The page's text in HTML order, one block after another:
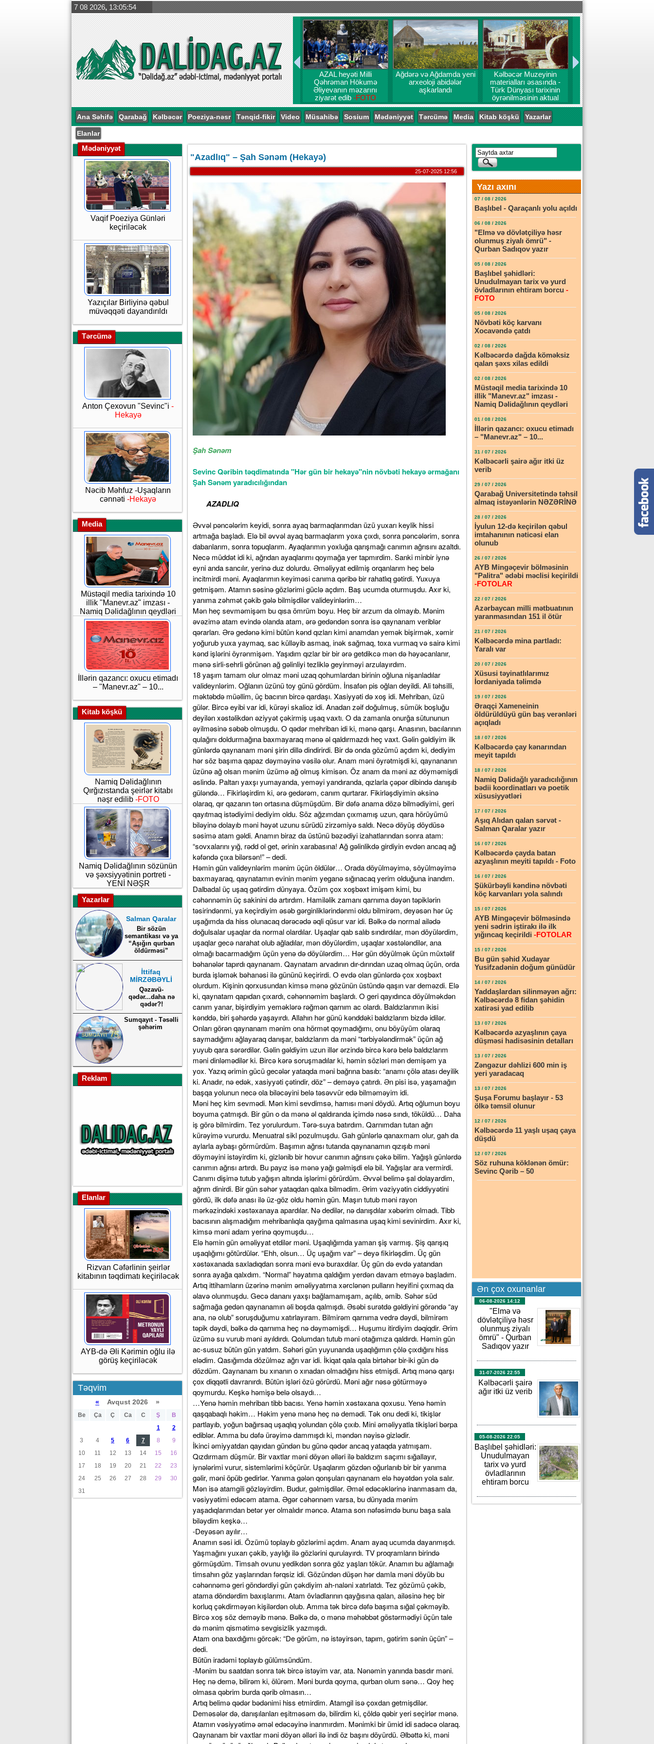
7 08 2026, 13:05:55
AZAL heyəti Milli
Qəhrəman Hökumə
Əliyevanın məzarını
ziyarət edib -FOTO
Ağdərə və Ağdamda yeni
arxeoloji abidələr
aşkarlandı
Kəlbəcər Muzeyinin
materialları əsasında -
Türk Dünyası tarixinin
öyrənilməsinin aktual
problemləri
Ana Səhifə Qarabağ Kəlbəcər Poeziya-nəsr Tənqid-fikir Video Müsahibə Sosium Mədəniyyət Tərcümə Media Kitab köşkü Yazarlar
Elanlar
Mədəniyyət
Vaqif Poeziya Günləri
keçiriləcək
Yazıçılar Birliyinə qəbul
müvəqqəti dayandırıldı
Tərcümə
Anton Çexovun "Sevinc"i -
Hekayə
Nəcib Məhfuz -Uşaqların
cənnəti -Hekayə
Media
Müstəqil media tarixində 10
illik "Manevr.az" imzası -
Namiq Dəlidağlının qeydləri
İllərin qazancı: oxucu etimadı
– "Manevr.az" – 10...
Kitab köşkü
Namiq Dəlidağlının
Qırğızıstanda şeirlər kitabı
nəşr edilib -FOTO
Namiq Dəlidağlının sözünün
və şəxsiyyətinin portreti -
YENİ NƏŞR
Yazarlar
Salman Qaralar
Bir sözün
semantikası və ya
“Aşığın qurban
öldürməsi”
İttifaq
MİRZƏBƏYLİ
Qəzavü-
qədər...daha nə
qədər?!
Sumqayıt - Təsəlli
şəhərim
Reklam
Elanlar
Rizvan Cəfərlinin şeirlər
kitabının təqdimatı keçiriləcək
AYB-də Əli Kərimin oğlu ilə
görüş keçiriləcək
Təqvim
« Avqust 2026 »
Be Ça Ç Ca C Ş
B
1
2
3
4 5 6 7 8
9
10
11 12 13 14 15
16
17
18 19 20 21 22
23
24
25 26 27 28 29
30
31
"Azadlıq" – Şah Sənəm (Hekayə)
25-07-2025 12:56
Şah Sənəm
Sevinc Qəribin təqdimatında "Hər gün bir hekayə"nin növbəti hekayə ərmağanı
Şah Sənəm yaradıcılığından
AZADLIQ
Əvvəl pəncələrim keyidi, sonra ayaq barmaqlarımdan üzü yuxarı keylik hissi
artmağa başladı. Elə bil əvvəl ayaq barmaqlarım yoxa çıxdı, sonra pəncələrim, sonra
dabanlarım, sonra topuqlarım. Ayaqlarımın yoxluğa qarışmağı canımın ağrısını azaltdı.
Necə müddət idi ki, ağrıdan ayaqlarımı qoymağa yer tapmırdim. Sanki minbir iynə
eyni anda sancılır, yerinə duz dolurdu. Əməliyyat edilmiş orqanlarım heç belə
incitmirdi məni. Ayaqlarımın keyiməsi canıma qəribə bir rahatlıq gətirdi. Yuxuya
getmişəm. Atamın səsinə gözlərimi güclə açdım. Baş ucumda oturmuşdu. Axır ki,
yanıma zəhmət çəkib gələ bilmişdilər valideyinlərim…
Mən heç sevməmişəm bu qısa ömrüm boyu. Heç bir arzum da olmayıb. Mənim
əvəzimə atam evində olanda atam, ərə gedəndən sonra isə qaynanam veriblər
qərarları. Ərə gedənə kimi bütün kənd qızları kimi anamdan yemək bişirmək, xəmir
yoğurub yuxa yaymaq, sac külləyib asmaq, inək sağmaq, toxa vurmaq və sairə kimi
kənd işlərini öyrənmişəm. Yaşıdım qızlar bir bir ərə getdikcə mən də həyəcanlanır,
mənə sirli-sehrli görünən ağ gəlinliyi tezliklə geyinməyi arzulayırdım.
18 yaşım tamam olur olmaz məni uzaq qohumlardan birinin oğluna nişanladılar
valideynlərim. Oğlanın üzünü toy günü gördüm. İnsafən pis oğlan deyildi. Ali təhsilli,
məktəbdə müəllim, üç bacının bircə qardaşı. Xasiyyəti də xoş idi. Mehriban, üzü
gülər. Bircə eyibi var idi, kürəyi skalioz idi. Anadan zəif doğulmuş, sümük boşluğu
deyilən xəstəlikdən əziyyət çəkirmiş uşaq vaxtı. O da zamanla onurğa sütununun
əyilməsinə səbəb olmuşdu. O qədər mehriban idi ki, mənə qarşı. Anasının, bacılarının
qulağını doldurmağına baxmayaraq mənə əl qaldırmazdı heç vaxt. Gəlin gəldiyim ilk
günlərdə qaynanam məni şirin dillə dindirirdi. Bir də onda gözümü açdım ki, dediyim
hər söz başıma qapaz dəyməyinə vəsilə olur. Anam məni öyrətmişdi ki, qaynananın
üzünə ağ olsan mənim üzümə ağ olmuş kimisən. Öz anam da məni az döyməmişdi
əslində. Paltarı yaxşı yumayanda, yeməyi yandıranda, qızlarla çəpər dibində danışıb
güləndə… Fikirləşirdim ki, ərə gedərəm, canım qurtarar. Fikirləşdiyimin əksinə
olaraq, qır qazanın tən ortasına düşmüşdüm. Bir dəfə anama dözə bilmədiyimi, geri
qayıtmaq istədiyimi dediyim oldu. Söz ağzımdan çıxmamış uzun, qara hörüyümü
biləyinə dolayıb məni həyət uzunu sürüdü zirzəmiyə saldı. Necə döyüş döydüsə
səsimə atam gəldi. Anamın biraz da üstünü bəzədiyi izahatlarından sonra atam:
“sovxalarını yığ, rədd ol get, ərinin xarabasına! Ağ gəlinlikdə girdiyin evdən ancaq ağ
kəfəndə çıxa bilərsən!” – dedi.
Həmin gün valideynlərim mənim üçün öldülər… Orada döyülməyimə, söyülməyimə
baxmayaraq, qaynatamın evinin mənim yeganə sığınacaq yerim olduğuna inandım.
Dalbadal üç uşaq gətirdim dünyaya. Özüm çox xoşbəxt imişəm kimi, bu
cəhənnəmin üç sakinini də artırdım. Hamiləlik zamanı qarnıma dəyən təpiklərin
təsirindənmi, ya keçirdiyim əsəb gərginliklərindənmi oldu bilmirəm, deyəsən hər üç
uşağımda da hiss olunacaq dərəcədə əqli qüsur var idi. Bəlkə də normal ailədə
doğulsalar uşaqlar da normal olardılar. Uşaqlar qab salıb sındırdılar, mən döyülərdim,
uşaqlar gecə narahat olub ağladılar, mən döyülərdim, uşaqlar xəstələndilər, ana
olmağı bacarmadığım üçün yenə də döyülərdim… Hər gün döyülmək üçün müxtəlif
bəhanələr tapırdı qaynanam. Qaynatam arvadının dır-dırından uzaq olmaq üçün, orda
burda işləmək bəhanəsi ilə gününü keçirirdi. O evdə olan günlərdə çox xoşbəxt
olurdum. Kişinin qorxusundan kimsə mənə gözünün üstündə qaşın var deməzdi. Elə
ki, qaynatam qapıdan çıxardı, cəhənnəmim başlardı. O geri qayıdınca döyülməkdən
canım yanar, bişirdiyim yeməklərə rəğmən qarnım ac olardı. Baldızlarımın ikisi
kənddə, biri şəhərdə yaşayırdı. Allahın hər günü kənddəki baldızlarım bizdə idilər.
Onları görən qaynanam mənim ona hörmət qoymadığımı, onu böyüyüm olaraq
saymadığımı ağlayaraq danışar, baldızlarım da məni “tərbiyələndirmək” üçün ağ
yuyub qara sərərdilər. Gəlin gəldiyim uzun illər ərzində bircə kərə belə baldızlarım
məni dinləmədilər ki. Bircə kərə soruşmadılar ki, həmin sözləri mən demişəm ya
yox. Yazıq ərimin gücü gecələr yataqda məni bağrına basıb: “anamı çölə atası deyilik
ki. Anadır, nə edək, xasiyyəti çətindir, döz” – deməyə çatırdı. Ən pisi isə, yaşamağın
başqa yolunun necə ola biləcəyini belə təsəvvür edə bilməməyim idi.
Məni heç kim sevmədi. Mən kimi sevdimsə, hamısı məni döydü. Artıq oğlumun boyu
boyuma çatmışdı. Bir gün o da mənə əl qaldıranda içimdə nəsə sındı, töküldü… Daha
iş görə bilmirdim. Tez yorulurdum. Tərə-suya batırdım. Qarnımdan tutan ağrı
kürəyimə vururdu. Menuatral sikl pozulmuşdu. Gah günlərlə qanaxmam olur, gah da
aylarla aybaşı görmürdüm. Başımın ağrısı tutanda qaynanamın qızışıb məni
döyməyini istəyirdim ki, gizlənib bir hovur canımın ağrısını çəkə bilim. Yağışlı günlərdə
canımın ağrısı artırdı. Bu payız isə mənə yağı gəlmişdi elə bil. Yağışlar ara vermirdi.
Canımı dişimə tutub yağışın altında işlərimi görürdüm. Əvvəl belimə şal dolayardim,
ağrım dinirdi. Bir gün səhər yataqdan qalxa bilmədim. Ərim vəziyyətin ciddiyyətini
gördü, ilk dəfə anası ilə üz-göz oldu həmin gün. Maşın tutub məni rayon
mərkəzindəki xəstəxanaya apardılar. Nə dedilər, nə danışdılar xəbərim olmadı. Tibb
bacısının alışmadığım mehribanlıqla qayğıma qalmasına uşaq kimi sevinirdim. Axır ki,
kimsə məni adam yerinə qoymuşdu…
Elə həmin gün əməliyyat etdilər məni. Uşaqlığımda yaman şiş varmış. Şiş qarışıq
uşaqlığımı götürdülər. “Ehh, olsun… Üç uşağım var” – deyə fikirləşdim. Üç gün
xəstəxanada saxladıqdan sonra məni evə buraxdılar. Üç gün də evdə yatandan
sonra ayağa qalxdım. “Normal” həyatıma qaldığım yerdən davam etməyə başladım.
Artıq ittihamların üzərinə mənim əməliyyatıma xərclənən pulların heyifini çıxmaq da
əlavə olunmuşdu. Gecə dananı yaxşı bağlamamışam, açılıb, əmib. Səhər süd
sağmağa gedən qaynanamın əli boşda qalmışdı. Əsəbi surətdə gəldiyini görəndə “ay
ana, nə olub” soruşduğumu xatırlayıram. Bilmirəm qarnıma vedrə dəydi, bilmirəm
təpik dəydi, bəlkə də qarnıma heç nə dəyməmişdi… Huşumu itirdiyim dəqiqdir. Ərim
üzümə su vurub məni ayıldırdı. Qolumdan tutub məni otağımıza qaldırdı. Həmin gün
ac-susuz bütün gün yatdım. Səhəri gün yuyunanda uşaqlığımın çölə çıxdığını hiss
elədim. Qasığımda dözülməz ağrı var idi. İkiqat qala qala birtəhər bir-iki gün də
dözdüm. Qaynanam bu xınanın o xınadan olmadığını hiss etmişdi. Artıq mənə qarşı
çox diqqətli davranırdı. Bütün işləri özü görürdü. Məni ağır nəsə götürməyə
qoymurdu. Keşkə həmişə belə olsaydı…
…Yenə həmin mehriban tibb bacısı. Yenə həmin xəstəxana qoxusu. Yenə həmin
qaşqabaqlı həkim… Həkim yenə mənə heç nə demədi. Tək onu dedi ki, tikişlər
partlayıb, yoğun bağırsaq uşaqlıq yolundan çölə çıxıb. Mini əməliyyatla tikişləri bərpa
ediblər. Amma bu dəfə ürəyimə dammışdı ki, məndən nəyisə gizlədir.
İkinci əmiyyatdan qayıdan gündən bu günə qədər ancaq yataqda yatmışam.
Qızdırmam düşmür. Bir vaxtlar məni döyən əlləri ilə baldızım saçımı sığallayır,
iynələrimi vurur, sistemlərimi köçürür. Uşaqlarım gözdən oğurlanıb bir bir yanıma
gəlir, məni öpüb gedirlər. Yanıma gələn qonşuları qaynanam elə həyətdən yola salır.
Mən isə atamgili gözləyirdim. Budur, gəlmişdilər. Əməl edəcəklərinə inanmasam da,
vəsiyyətimi edəcəm atama. Əgər cəhənnəm varsa, bu dünyada mənim
yaşadıqlarımdan betər yer olmalıdır məncə. Atama son nəfəsimdə bunu başa sala
biləydim keşkə…
-Deyəsən ayılır…
Anamın səsi idi. Özümü toplayıb gözlərimi açdım. Anam ayaq ucumda dayanmışdı.
Yaşmağını yuxarı çəkib, yaylığı ilə gözlərini qurulayırdı. TV proqramların birində
görmüşdüm. Timsah ovunu yedikdən sonra göz yaşları tökür. Anamın bu ağlamağı
timsahın göz yaşlarından fərqsiz idi. Gözündən düşən hər damla məni döyüb bu
cəhənnəmə geri göndərdiyi gün çəkdiyim ah-naləni xatırlatdı. Tez gözümü çəkib,
atama döndərdim baxışlarımı. Atam övladlarının qayğısına qalan, ailəsinə heç bir
korluq çəkdirməyən kişilərdən olub. Amma tək bircə dəfə başıma sığal çəkməyib.
Bircə xoş söz deməyib mənə. Bəlkə də, o mənə məhəbbət göstərmədiyi üçün tale
də mənim qismətimə sevgisizlik yazmışdı.
Atam ona baxdığımı görcək: “De görüm, nə istəyirsən, tapım, gətirim sənin üçün” –
dedi.
Bütün iradəmi toplayıb gülümsündüm.
-Mənim bu saatdan sonra tək bircə istəyim var, ata. Nənəmin yanında basdır məni.
Heç nə demə, bilirəm ki, ölürəm. Məni burda qoyma, qurban olum sənə… Qoy heç
olmasa qəbrim burda qərib olmasın…
Artıq belimə qədər bədənimi hiss etmirdim. Atamgil isə çoxdan getmişdilər.
Deməsələr də, danışılanları eşitməsəm də, bilirdim ki, çöldə qəbir yeri seçirlər mənə.
Atamın vəsiyyətimə əməl edəcəyinə inanmırdım. Mənimki bir ümid idi sadəcə olaraq.
Qaynanam bir vaxtlar məni döyən əlləri ilə indi öz başını döyürdü. Əlbəttə ki, məni
Yazı axını
07 / 08 / 2026
Başlıbel - Qaraçanlı yolu açıldı
06 / 08 / 2026
"Elmə və dövlətçiliyə həsr
olunmuş ziyalı ömrü" -
Qurban Sadıqov yazır
05 / 08 / 2026
Başlıbel şəhidləri:
Unudulmayan tarix və yurd
övladlarının ehtiram borcu -
FOTO
05 / 08 / 2026
Növbəti köç karvanı
Xocavəndə çatdı
02 / 08 / 2026
Kəlbəcərdə dağda köməksiz
qalan şəxs xilas edildi
02 / 08 / 2026
Müstəqil media tarixində 10
illik "Manevr.az" imzası -
Namiq Dəlidağlının qeydləri
01 / 08 / 2026
İllərin qazancı: oxucu etimadı
– "Manevr.az" – 10...
31 / 07 / 2026
Kəlbəcərli şairə ağır itki üz
verib
29 / 07 / 2026
Qarabağ Universitetində təhsil
almaq istəyənlərin NƏZƏRİNƏ
28 / 07 / 2026
İyulun 12-də keçirilən qəbul
imtahanının nəticəsi elan
olunub
26 / 07 / 2026
AYB Mingəçevir bölməsinin
"Palitra" ədəbi məclisi keçirildi
-FOTOLAR
22 / 07 / 2026
Azərbaycan milli mətbuatının
yaranmasından 151 il ötür
21 / 07 / 2026
Kəlbəcərdə mina partladı:
Yaralı var
20 / 07 / 2026
Xüsusi təyinatlılarımız
İordaniyada təlimdə
19 / 07 / 2026
Əraqçi Xameneinin
öldürüldüyü gün baş verənləri
açıqladı
18 / 07 / 2026
Kəlbəcərdə çay kənarından
meyit tapıldı
18 / 07 / 2026
Namiq Dəlidağlı yaradıcılığının
bədii koordinatları və poetik
xüsusiyyətləri
17 / 07 / 2026
Aşıq Alıdan qalan sərvət -
Salman Qaralar yazır
16 / 07 / 2026
Kəlbəcərdə çayda batan
azyaşlının meyiti tapıldı - Foto
16 / 07 / 2026
Şükürbəyli kəndinə növbəti
köç karvanları yola salındı
15 / 07 / 2026
AYB Mingəçevir bölməsində
yeni sədrin iştirakı ilə ilk
yığıncaq keçirildi -FOTOLAR
15 / 07 / 2026
Bu gün şəhid Xudayar
Yusifzadənin doğum günüdür
14 / 07 / 2026
Yaddaşlardan silinməyən ağrı:
Kəlbəcərdə 8 fidan şəhidin
xatirəsi yad edilib
13 / 07 / 2026
Kəlbəcərdə azyaşlının çaya
düşməsi hadisəsinin detalları
13 / 07 / 2026
Zəngəzur dəhlizi 600 min iş
yeri yaradacaq
13 / 07 / 2026
Şuşa Forumu başlayır - 53
ölkə təmsil olunur
12 / 07 / 2026
Kəlbəcərdə 11 yaşlı uşaq çaya
düşdü
12 / 07 / 2026
Söz ruhuna köklənən ömür:
Sevinc Qərib – 50
Ən çox oxunanlar
06-08-2026 14:12
"Elmə və
dövlətçiliyə həsr
olunmuş ziyalı
ömrü" - Qurban
Sadıqov yazır
31-07-2026 22:55
Kəlbəcərli şairə
ağır itki üz verib
05-08-2026 22:05
Başlıbel şəhidləri:
Unudulmayan
tarix və yurd
övladlarının
ehtiram borcu